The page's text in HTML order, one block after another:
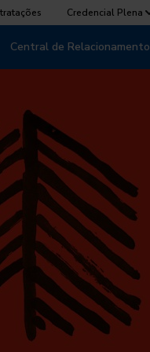
Credencial Plena
Central de Relacionamento